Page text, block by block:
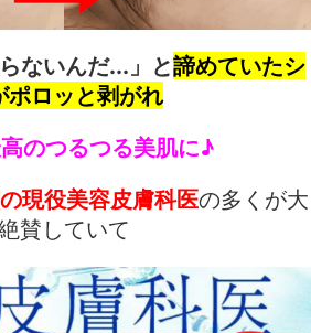
ないんだ...」と諦めていたシ
ポロッと剥がれ
のつるつる美肌に♪
現役美容皮膚科医の多くが大
賛していて